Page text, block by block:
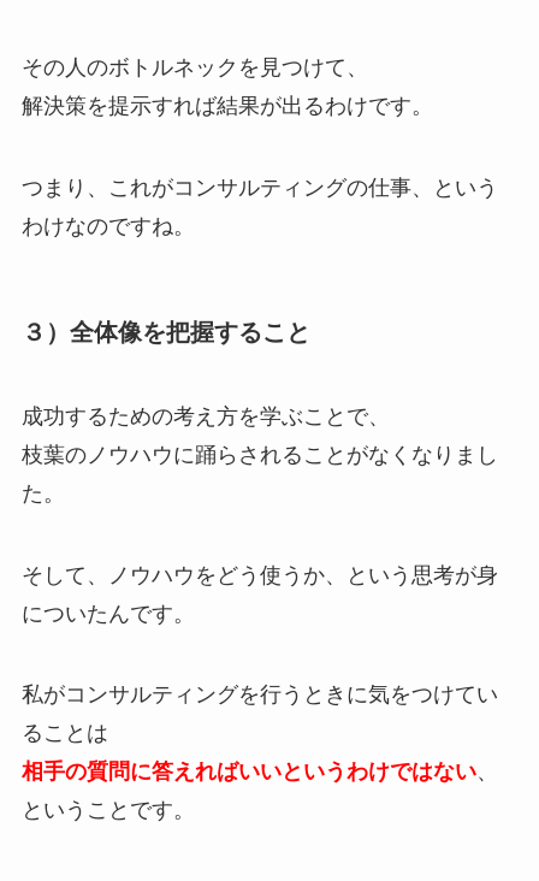
その人のボトルネックを見つけて、
解決策を提示すれば結果が出るわけです。
つまり、これがコンサルティングの仕事、という
わけなのですね。
３）全体像を把握すること
成功するための考え方を学ぶことで、
枝葉のノウハウに踊らされることがなくなりまし
た。
そして、ノウハウをどう使うか、という思考が身
についたんです。
私がコンサルティングを行うときに気をつけてい
ることは
相手の質問に答えればいいというわけではない、
ということです。